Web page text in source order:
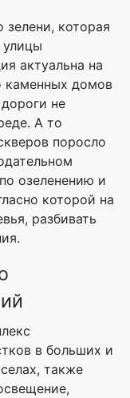
зелени, которая
улицы
актуальна на
каменных домов
не
А то
поросло
озеленению и
которой на
разбивать
в больших и
также